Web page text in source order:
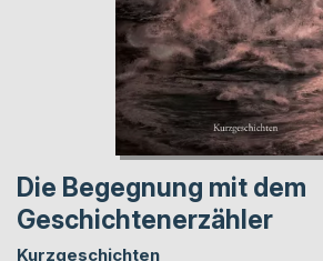
Die Begegnung mit dem
Geschichtenerzähler
Kurzgeschichten